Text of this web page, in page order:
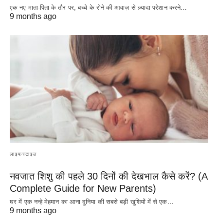
एक नए माता-पिता के तौर पर, बच्चे के रोने की आवाज़ से ज़्यादा परेशान करने…
9 months ago
लाइफस्टाइल
नवजात शिशु की पहले 30 दिनों की देखभाल कैसे करें? (A
Complete Guide for New Parents)
घर में एक नन्हे मेहमान का आना दुनिया की सबसे बड़ी खुशियों में से एक…
9 months ago